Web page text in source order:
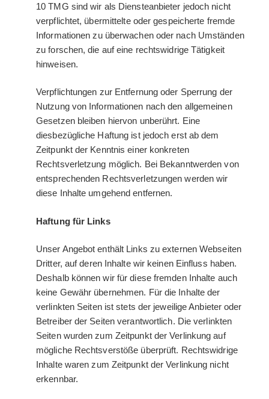
10 TMG sind wir als Diensteanbieter jedoch nicht
verpflichtet, übermittelte oder gespeicherte fremde
Informationen zu überwachen oder nach Umständen
zu forschen, die auf eine rechtswidrige Tätigkeit
hinweisen.
Verpflichtungen zur Entfernung oder Sperrung der
Nutzung von Informationen nach den allgemeinen
Gesetzen bleiben hiervon unberührt. Eine
diesbezügliche Haftung ist jedoch erst ab dem
Zeitpunkt der Kenntnis einer konkreten
Rechtsverletzung möglich. Bei Bekanntwerden von
entsprechenden Rechtsverletzungen werden wir
diese Inhalte umgehend entfernen.
Haftung für Links
Unser Angebot enthält Links zu externen Webseiten
Dritter, auf deren Inhalte wir keinen Einfluss haben.
Deshalb können wir für diese fremden Inhalte auch
keine Gewähr übernehmen. Für die Inhalte der
verlinkten Seiten ist stets der jeweilige Anbieter oder
Betreiber der Seiten verantwortlich. Die verlinkten
Seiten wurden zum Zeitpunkt der Verlinkung auf
mögliche Rechtsverstöße überprüft. Rechtswidrige
Inhalte waren zum Zeitpunkt der Verlinkung nicht
erkennbar.